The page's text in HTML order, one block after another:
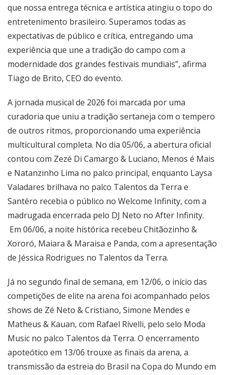
que nossa entrega técnica e artística atingiu o topo do
entretenimento brasileiro. Superamos todas as
expectativas de público e crítica, entregando uma
experiência que une a tradição do campo com a
modernidade dos grandes festivais mundiais”, afirma
Tiago de Brito, CEO do evento.
A jornada musical de 2026 foi marcada por uma
curadoria que uniu a tradição sertaneja com o tempero
de outros ritmos, proporcionando uma experiência
multicultural completa. No dia 05/06, a abertura oficial
contou com Zezé Di Camargo & Luciano, Menos é Mais
e Natanzinho Lima no palco principal, enquanto Laysa
Valadares brilhava no palco Talentos da Terra e
Santéro recebia o público no Welcome Infinity, com a
madrugada encerrada pelo DJ Neto no After Infinity.
Em 06/06, a noite histórica recebeu Chitãozinho &
Xororó, Maiara & Maraisa e Panda, com a apresentação
de Jéssica Rodrigues no Talentos da Terra.
Já no segundo final de semana, em 12/06, o início das
competições de elite na arena foi acompanhado pelos
shows de Zé Neto & Cristiano, Simone Mendes e
Matheus & Kauan, com Rafael Rivelli, pelo selo Moda
Music no palco Talentos da Terra. O encerramento
apoteótico em 13/06 trouxe as finais da arena, a
transmissão da estreia do Brasil na Copa do Mundo em